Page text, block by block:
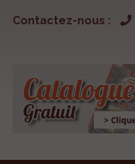
Contactez-nous :